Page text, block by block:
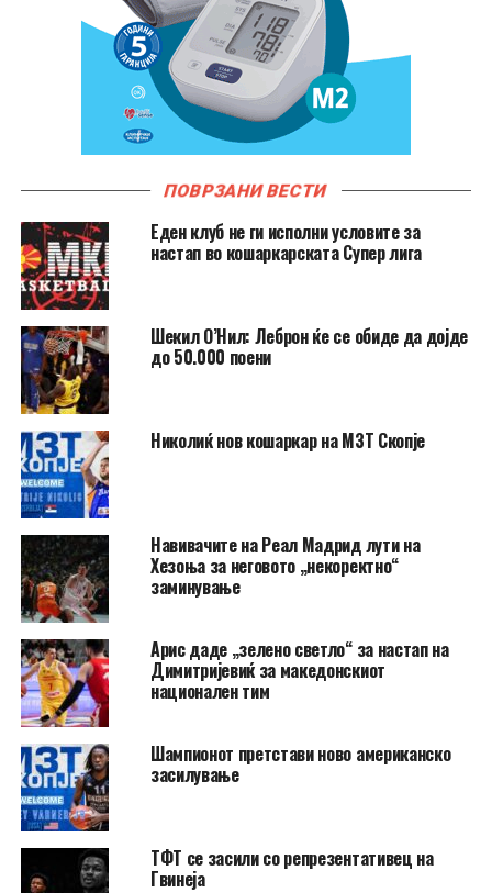
ПОВРЗАНИ ВЕСТИ
Еден клуб не ги исполни условите за
настап во кошаркарската Супер лига
Шекил О’Нил: Леброн ќе се обиде да дојде
до 50.000 поени
Николиќ нов кошаркар на МЗТ Скопје
Навивачите на Реал Мадрид лути на
Хезоња за неговото „некоректно“
заминување
Арис даде „зелено светло“ за настап на
Димитријевиќ за македонскиот
национален тим
Шампионот претстави ново американско
засилување
ТФТ се засили со репрезентативец на
Гвинеја